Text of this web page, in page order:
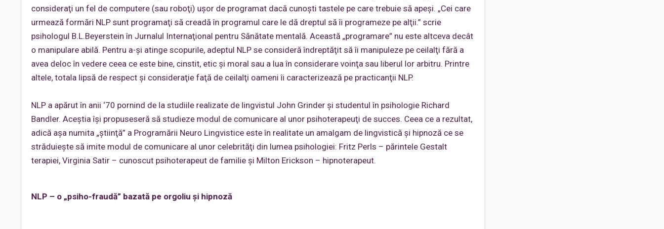
consideraţi un fel de computere (sau roboţi) uşor de programat dacă cunoşti tastele pe care trebuie să apeşi. „Cei care
urmează formări NLP sunt programaţi să creadă în programul care le dă dreptul să îi programeze pe alţii.” scrie
psihologul B.L.Beyerstein în Jurnalul Internaţional pentru Sănătate mentală. Această „programare” nu este altceva decât
o manipulare abilă. Pentru a-şi atinge scopurile, adeptul NLP se consideră îndreptăţit să îi manipuleze pe ceilalţi fără a
avea deloc în vedere ceea ce este bine, cinstit, etic şi moral sau a lua în considerare voinţa sau liberul lor arbitru. Printre
altele, totala lipsă de respect şi consideraţie faţă de ceilalţi oameni îi caracterizează pe practicanţii NLP.
NLP a apărut în anii ‘70 pornind de la studiile realizate de lingvistul John Grinder şi studentul în psihologie Richard
Bandler. Aceştia îşi propuseseră să studieze modul de comunicare al unor psihoterapeuţi de succes. Ceea ce a rezultat,
adică aşa numita „ştiinţă” a Programării Neuro Lingvistice este în realitate un amalgam de lingvistică şi hipnoză ce se
străduieşte să imite modul de comunicare al unor celebrităţi din lumea psihologiei: Fritz Perls – părintele Gestalt
terapiei, Virginia Satir – cunoscut psihoterapeut de familie şi Milton Erickson – hipnoterapeut.
NLP – o „psiho-fraudă” bazată pe orgoliu şi hipnoză